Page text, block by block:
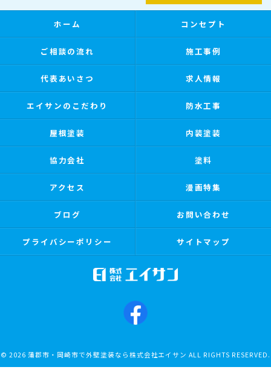
ホーム コンセプト
ご相談の流れ 施工事例
代表あいさつ 求人情報
エイサンのこだわり 防水工事
屋根塗装 内装塗装
協力会社 塗料
アクセス 漫画特集
ブログ お問い合わせ
プライバシーポリシー サイトマップ
© 2026 蒲郡市・岡崎市で外壁塗装なら株式会社エイサン ALL RIGHTS RESERVED.